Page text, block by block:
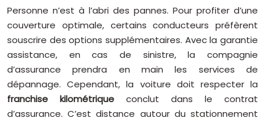
Personne n’est à l’abri des pannes. Pour profiter d’une
couverture optimale, certains conducteurs préfèrent
souscrire des options supplémentaires. Avec la garantie
assistance, en cas de sinistre, la compagnie
d’assurance prendra en main les services de
dépannage. Cependant, la voiture doit respecter la
franchise kilométrique conclut dans le contrat
d’assurance. C’est distance autour du stationnement